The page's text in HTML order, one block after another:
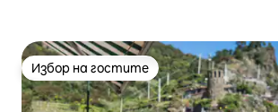
Избор на гостите
Избор на гостите